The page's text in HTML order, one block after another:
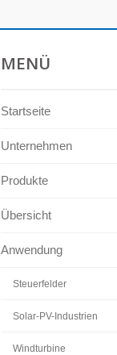
MENÜ
Startseite
Unternehmen
Produkte
Übersicht
Anwendung
Steuerfelder
Solar-PV-Industrien
Windturbine